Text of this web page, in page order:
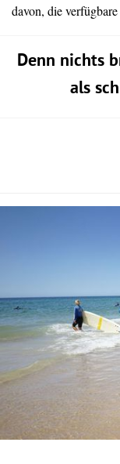
davon, die
Denn nichts
als